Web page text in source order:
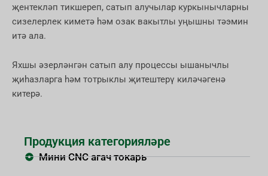
җентекләп тикшереп, сатып алучылар куркынычларны
сизелерлек киметә һәм озак вакытлы уңышны тәэмин
итә ала.
Яхшы әзерләнгән сатып алу процессы ышанычлы
җиһазларга һәм тотрыклы җитештерү киләчәгенә
китерә.
Продукция категорияләре
Мини CNC агач токарь